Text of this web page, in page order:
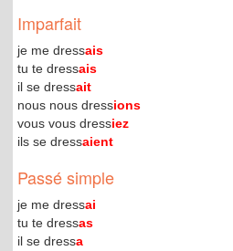
Imparfait
je me dressais
tu te dressais
il se dressait
nous nous dressions
vous vous dressiez
ils se dressaient
Passé simple
je me dressai
tu te dressas
il se dressa